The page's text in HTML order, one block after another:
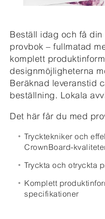
Beställ idag och få din
provbok – fullmatad
komplett
designmöjligheterna
Beräknad leveranstid
beställning. Lokala
Det här får du med
Trycktekniker och
CrownBoard-
Tryckta och otryckta
Komplett
specifikationer